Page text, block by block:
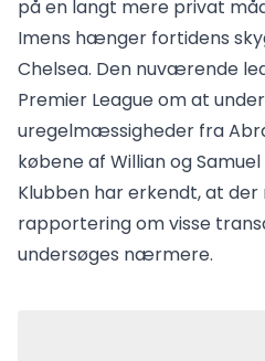
på en langt mere privat
Imens hænger fortidens
Chelsea. Den nuværende
Premier League om at
uregelmæssigheder fra
købene af Willian og Samuel
Klubben har erkendt, at
rapportering om visse
undersøges nærmere.